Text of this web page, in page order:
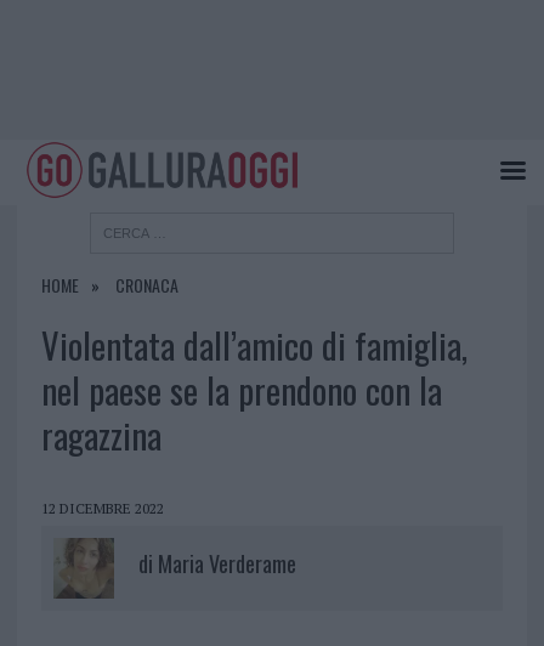
HOME CRONACA
Violentata dall’amico di famiglia,
nel paese se la prendono con la
ragazzina
12 DICEMBRE 2022
di Maria Verderame